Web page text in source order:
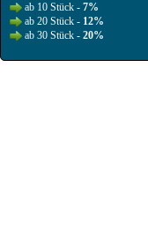
ab 10 Stück - 7%
ab 20 Stück - 12%
ab 30 Stück - 20%